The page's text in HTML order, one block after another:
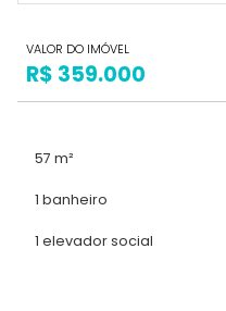
VALOR DO IMÓVEL
R$ 359.000
57 m²
1 banheiro
1 elevador social